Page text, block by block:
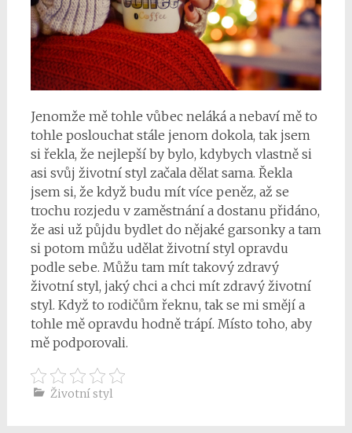
Jenomže mě tohle vůbec neláká a nebaví mě to
tohle poslouchat stále jenom dokola, tak jsem
si řekla, že nejlepší by bylo, kdybych vlastně si
asi svůj životní styl začala dělat sama. Řekla
jsem si, že když budu mít více peněz, až se
trochu rozjedu v zaměstnání a dostanu přidáno,
že asi už půjdu bydlet do nějaké garsonky a tam
si potom můžu udělat životní styl opravdu
podle sebe. Můžu tam mít takový zdravý
životní styl, jaký chci a chci mít zdravý životní
styl. Když to rodičům řeknu, tak se mi smějí a
tohle mě opravdu hodně trápí. Místo toho, aby
mě podporovali.
Životní styl